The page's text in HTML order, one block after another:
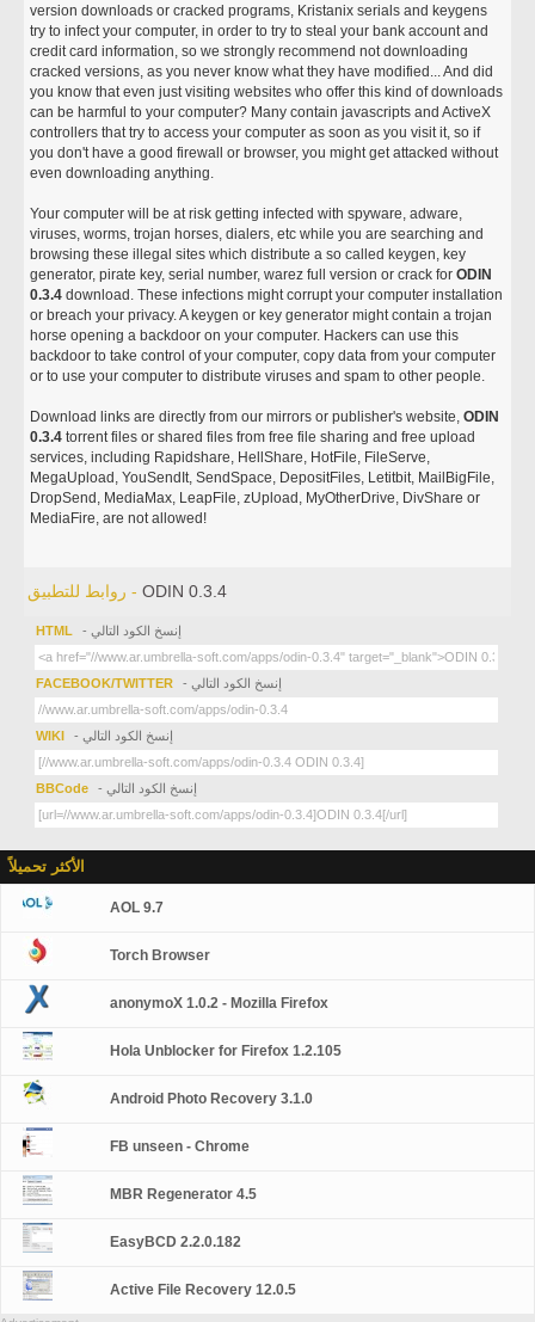
version downloads or cracked programs, Kristanix serials and keygens
try to infect your computer, in order to try to steal your bank account and
credit card information, so we strongly recommend not downloading
cracked versions, as you never know what they have modified... And did
you know that even just visiting websites who offer this kind of downloads
can be harmful to your computer? Many contain javascripts and ActiveX
controllers that try to access your computer as soon as you visit it, so if
you don't have a good firewall or browser, you might get attacked without
even downloading anything.
Your computer will be at risk getting infected with spyware, adware,
viruses, worms, trojan horses, dialers, etc while you are searching and
browsing these illegal sites which distribute a so called keygen, key
generator, pirate key, serial number, warez full version or crack forODIN
0.3.4 download. These infections might corrupt your computer installation
or breach your privacy. A keygen or key generator might contain a trojan
horse opening a backdoor on your computer. Hackers can use this
backdoor to take control of your computer, copy data from your computer
or to use your computer to distribute viruses and spam to other people.
Download links are directly from our mirrors or publisher's website,ODIN
0.3.4 torrent files or shared files from free file sharing and free upload
services, including Rapidshare, HellShare, HotFile, FileServe,
MegaUpload, YouSendIt, SendSpace, DepositFiles, Letitbit, MailBigFile,
DropSend, MediaMax, LeapFile, zUpload, MyOtherDrive, DivShare or
MediaFire, are not allowed!
روابط للتطبيق -ODIN 0.3.4
HTML - إنسخ الكود التالي
FACEBOOK/TWITTER - إنسخ الكود التالي
WIKI - إنسخ الكود التالي
BBCode - إنسخ الكود التالي
الأكثر تحميلاً
AOL 9.7
Torch Browser
anonymoX 1.0.2 - Mozilla Firefox
Hola Unblocker for Firefox 1.2.105
Android Photo Recovery 3.1.0
FB unseen - Chrome
MBR Regenerator 4.5
EasyBCD 2.2.0.182
Active File Recovery 12.0.5